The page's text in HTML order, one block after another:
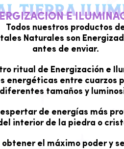
TIERRA
E
Todos nuestros productos
Naturales son
antes de enviar.
ritual de Energización e
energéticas entre cuarzos
tamaños y
de energías más
interior de la piedra o
obtener el máximo poder y